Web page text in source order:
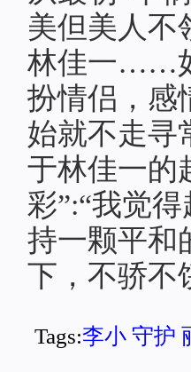
美但美人不
林佳一……
扮情侣，感
始就不走寻
于林佳一的
彩”:“我觉
持一颗平和
下，不骄不
Tags:李小 守护